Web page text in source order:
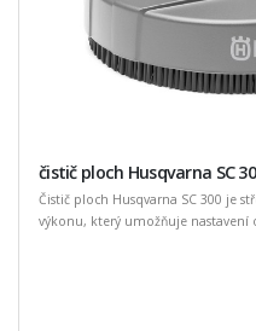
čistič ploch Husqvarna SC
Čistič ploch Husqvarna SC 300 je
výkonu, který umožňuje nastavení